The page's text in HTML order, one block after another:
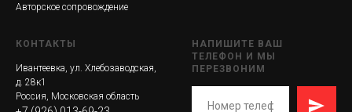
Авторское сопровождение
КОНТАКТЫ
Ивантеевка, ул. Хлебозаводская,
д. 28к1
Россия, Московская область
НАПИШИТЕ ВАШ
ТЕЛЕФОН И МЫ
ПЕРЕЗВОНИМ